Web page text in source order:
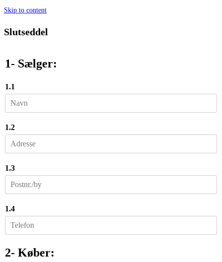
Skip to content
Slutseddel
1- Sælger:
1.1
1.2
1.3
1.4
2- Køber: